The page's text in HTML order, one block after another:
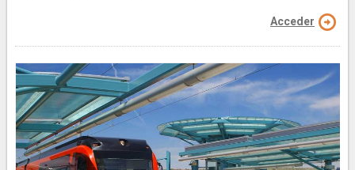
Acceder